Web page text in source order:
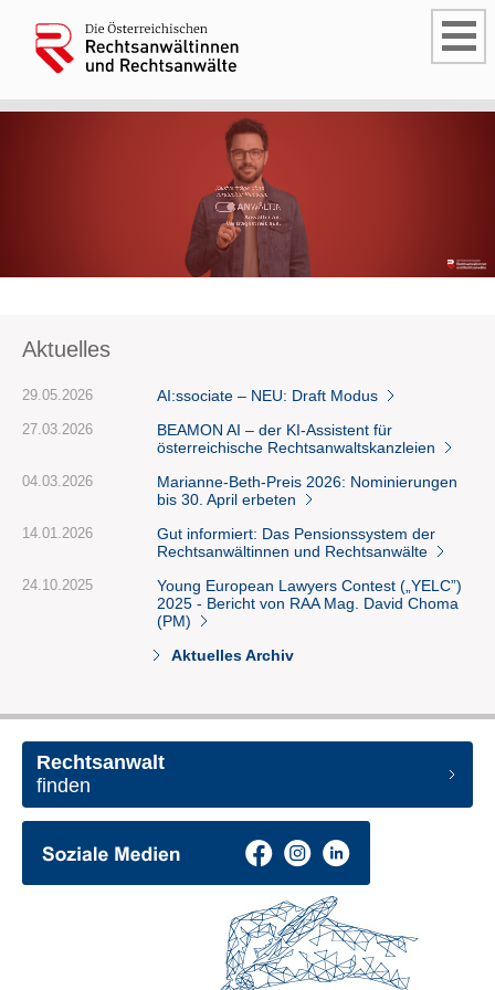
Aktuelles
AI:ssociate – NEU: Draft Modus
29.05.2026
BEAMON AI – der KI-Assistent für
österreichische Rechtsanwaltskanzleien
27.03.2026
Marianne-Beth-Preis 2026: Nominierungen
bis 30. April erbeten
04.03.2026
Gut informiert: Das Pensionssystem der
Rechtsanwältinnen und Rechtsanwälte
14.01.2026
Young European Lawyers Contest („YELC”)
2025 - Bericht von RAA Mag. David Choma
(PM)
24.10.2025
Aktuelles Archiv
Rechtsanwalt
finden